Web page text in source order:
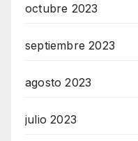
octubre 2023
septiembre 2023
agosto 2023
julio 2023